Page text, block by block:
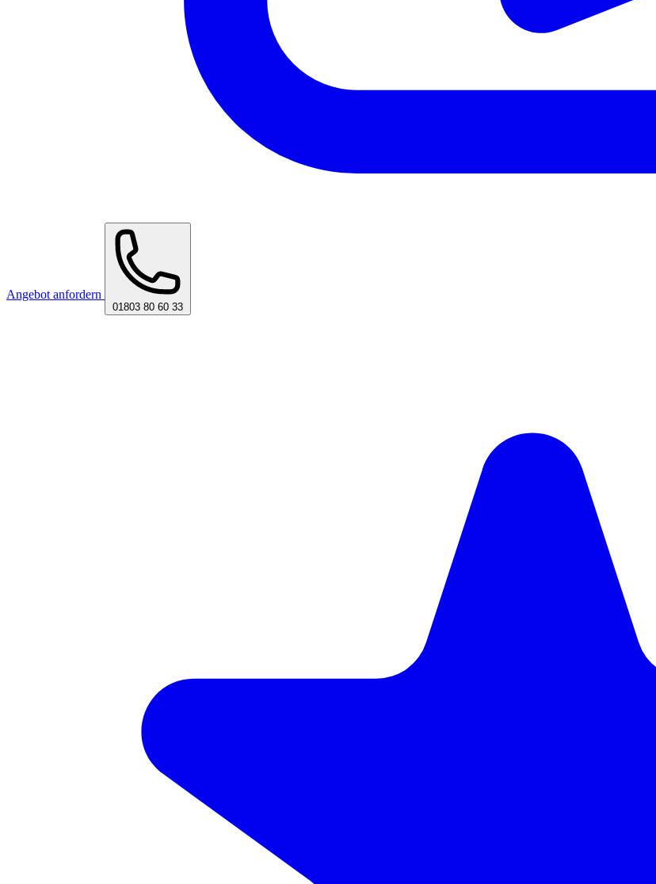
Angebot anfordern
01803 80 60 33